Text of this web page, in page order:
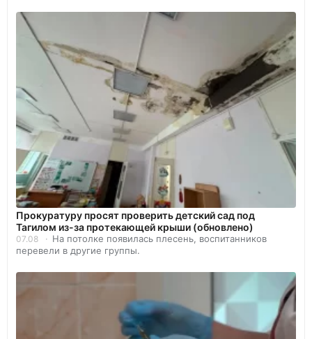
Прокуратуру просят проверить детский сад под
Тагилом из-за протекающей крыши (обновлено)
07.08
На потолке появилась плесень, воспитанников
перевели в другие группы.